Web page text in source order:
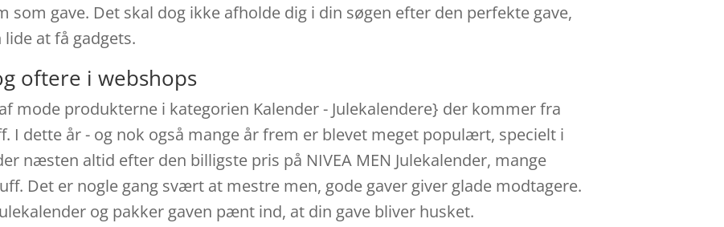
som gave. Det skal dog ikke afholde dig i din søgen efter den perfekte gave,
at få gadgets.
oftere i webshops
mode produkterne i kategorien Kalender - Julekalendere} der kommer fra
I dette år - og nok også mange år frem er blevet meget populært, specielt i
næsten altid efter den billigste pris på NIVEA MEN Julekalender, mange
Det er nogle gang svært at mestre men, gode gaver giver glade modtagere.
og pakker gaven pænt ind, at din gave bliver husket.